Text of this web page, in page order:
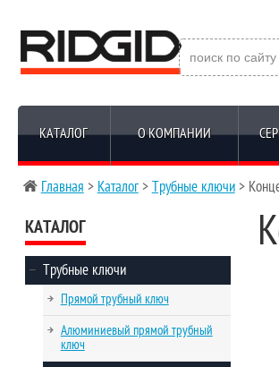
КАТАЛОГ О КОМПАНИИ
Главная > Каталог> Трубные ключи>
КАТАЛОГ
Трубные ключи
Прямой трубный ключ
Алюминиевый прямой трубный
ключ